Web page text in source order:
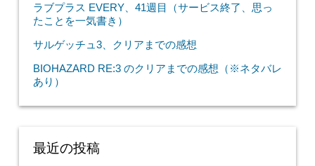
ラブプラス EVERY、41週目（サービス終了、思っ
たことを一気書き）
サルゲッチュ3、クリアまでの感想
BIOHAZARD RE:3 のクリアまでの感想（※ネタバレ
あり）
最近の投稿